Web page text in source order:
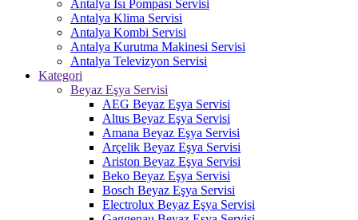
Antalya Isı Pompası Servisi
Antalya Klima Servisi
Antalya Kombi Servisi
Antalya Kurutma Makinesi Servisi
Antalya Televizyon Servisi
Kategori
Beyaz Eşya Servisi
AEG Beyaz Eşya Servisi
Altus Beyaz Eşya Servisi
Amana Beyaz Eşya Servisi
Arçelik Beyaz Eşya Servisi
Ariston Beyaz Eşya Servisi
Beko Beyaz Eşya Servisi
Bosch Beyaz Eşya Servisi
Electrolux Beyaz Eşya Servisi